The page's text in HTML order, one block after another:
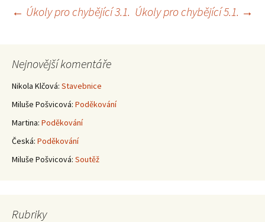
Navigace
pro
příspěvky
← Úkoly pro chybějící 3.1. Úkoly pro chybějící 5.1. →
Nejnovější komentáře
Nikola Klčová: Stavebnice
Miluše Pošvicová: Poděkování
Martina: Poděkování
Česká: Poděkování
Miluše Pošvicová: Soutěž
Rubriky